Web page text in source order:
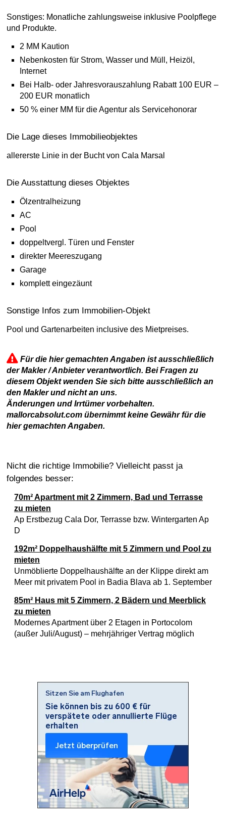
Sonstiges: Monatliche zahlungsweise inklusive Poolpflege
und Produkte.
2 MM Kaution
Nebenkosten für Strom, Wasser und Müll, Heizöl,
Internet
Bei Halb- oder Jahresvorauszahlung Rabatt 100 EUR –
200 EUR monatlich
50 % einer MM für die Agentur als Servicehonorar
Die Lage dieses Immobilieobjektes
allererste Linie in der Bucht von Cala Marsal
Die Ausstattung dieses Objektes
Ölzentralheizung
AC
Pool
doppeltvergl. Türen und Fenster
direkter Meereszugang
Garage
komplett eingezäunt
Sonstige Infos zum Immobilien-Objekt
Pool und Gartenarbeiten inclusive des Mietpreises.
Für die hier gemachten Angaben ist ausschließlich
der Makler / Anbieter verantwortlich. Bei Fragen zu
diesem Objekt wenden Sie sich bitte ausschließlich an
den Makler und nicht an uns.
Änderungen und Irrtümer vorbehalten.
mallorcabsolut.com übernimmt keine Gewähr für die
hier gemachten Angaben.
Nicht die richtige Immobilie? Vielleicht passt ja
folgendes besser:
70m² Apartment mit 2 Zimmern, Bad und Terrasse
zu mieten
Ap Erstbezug Cala Dor, Terrasse bzw. Wintergarten Ap
D
192m² Doppelhaushälfte mit 5 Zimmern und Pool zu
mieten
Unmöblierte Doppelhaushälfte an der Klippe direkt am
Meer mit privatem Pool in Badia Blava ab 1. September
85m² Haus mit 5 Zimmern, 2 Bädern und Meerblick
zu mieten
Modernes Apartment über 2 Etagen in Portocolom
(außer Juli/August) – mehrjähriger Vertrag möglich